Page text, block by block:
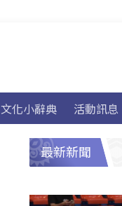
文化小辭典 活動訊息
最新新聞